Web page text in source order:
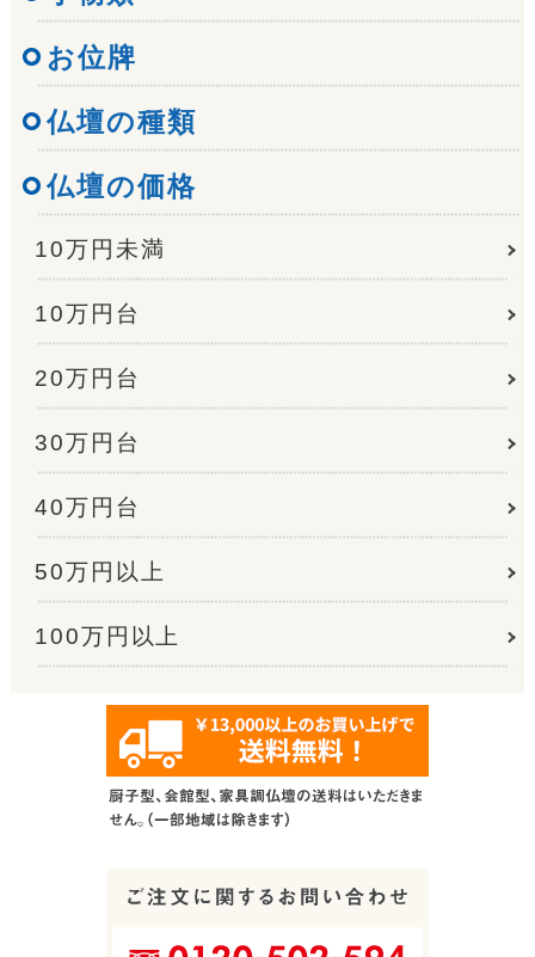
お位牌
仏壇の種類
仏壇の価格
10万円未満
10万円台
20万円台
30万円台
40万円台
50万円以上
100万円以上